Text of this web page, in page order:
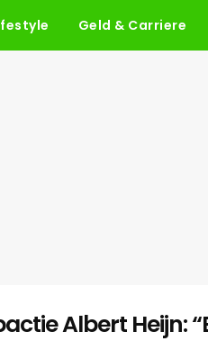
Geld & Carriere
Albert Heijn: